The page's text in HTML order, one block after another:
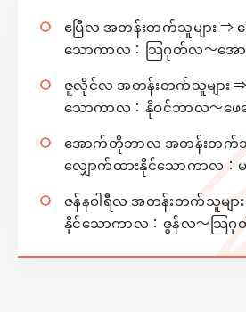
ဧပြီလ အတန်းတက်သူများ ⇒
သောကာလ：သြဂုတ်လ～အ
ဇူလိုင်လ အတန်းတက်သူများ ⇒
သောကာလ：နိုဝင်ဘာလ～ဖေ
အောက်တိုဘာလ အတန်းတက်သူ
လျှောက်ထားနိုင်သောကာလ
ဇန်နဝါရီလ အတန်းတက်သူမျာ
နိုင်သောကာလ：ဇွန်လ～သြ